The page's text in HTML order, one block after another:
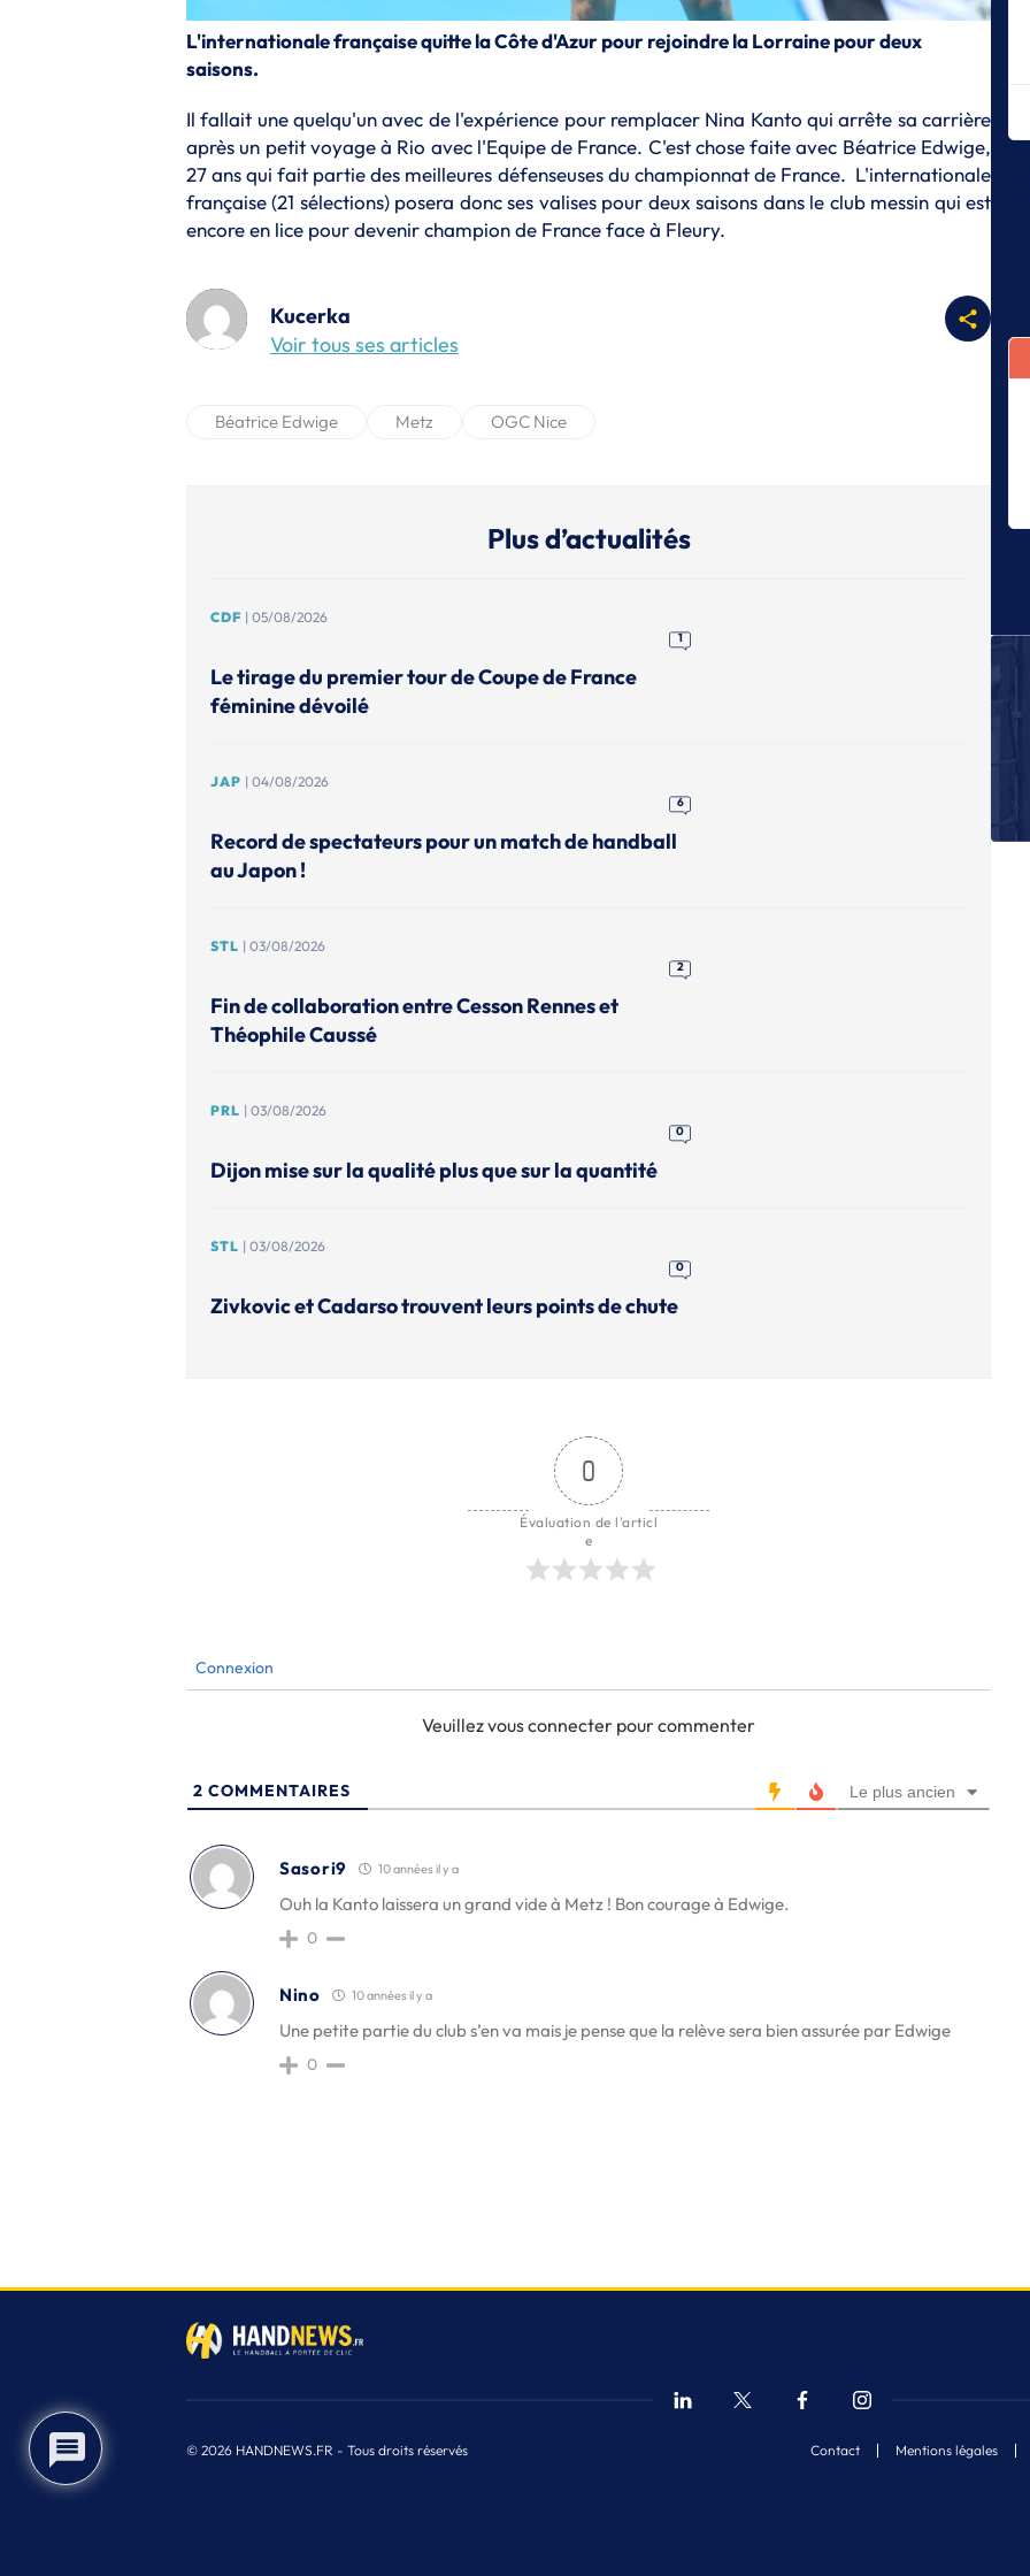
L'internationale française quitte la Côte d'Azur pour rejoindre la Lorraine pour deux
saisons.
Il fallait une quelqu'un avec de l'expérience pour remplacer Nina Kanto qui arrête sa carrière
après un petit voyage à Rio avec l'Equipe de France. C'est chose faite avec Béatrice Edwige,
27 ans qui fait partie des meilleures défenseuses du championnat de France. L'internationale
française (21 sélections) posera donc ses valises pour deux saisons dans le club messin qui est
encore en lice pour devenir champion de France face à Fleury.
Kucerka
Voir tous ses articles
Béatrice Edwige Metz OGC Nice
Plus d’actualités
CDF | 05/08/2026
1
Le tirage du premier tour de Coupe de France
féminine dévoilé
JAP | 04/08/2026
6
Record de spectateurs pour un match de handball
au Japon !
STL | 03/08/2026
2
Fin de collaboration entre Cesson Rennes et
Théophile Caussé
PRL | 03/08/2026
0
Dijon mise sur la qualité plus que sur la quantité
STL | 03/08/2026
0
Zivkovic et Cadarso trouvent leurs points de chute
0
Évaluation de l'articl
e
Connexion
Veuillez vous connecter pour commenter
2 COMMENTAIRES Le plus ancien
Sasori9 10 années il y a
Ouh la Kanto laissera un grand vide à Metz ! Bon courage à Edwige.
0
Nino 10 années il y a
Une petite partie du club s’en va mais je pense que la relève sera bien assurée par Edwige
0
© 2026 HANDNEWS.FR - Tous droits réservés Contact Mentions légales
2